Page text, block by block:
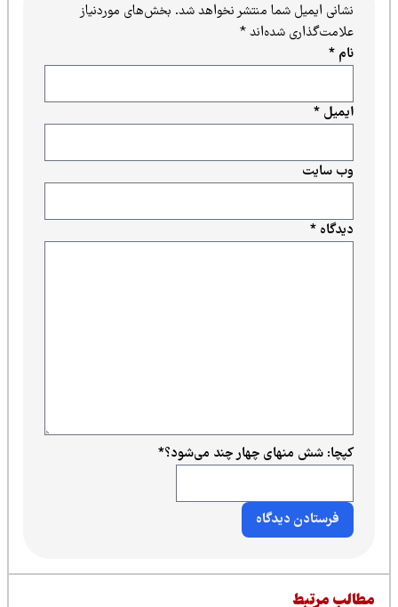
نشانی ایمیل شما منتشر نخواهد شد.بخش‌های موردنیاز
علامت‌گذاری شده‌اند*
دیدگاه*
ایمیل*
وب‌ سایت
کپچا: شش منهای چهار چند می‌شود؟*
مرتبط